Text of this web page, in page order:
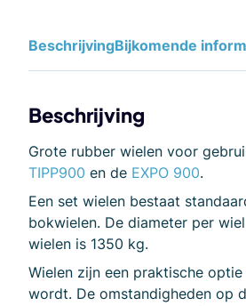
BeschrijvingBijkomende
Beschrijving
Grote rubber wielen voor
TIPP900 en de EXPO 900.
Een set wielen bestaat
bokwielen. De diameter per
wielen is 1350 kg.
Wielen zijn een praktische
wordt. De omstandigheden op